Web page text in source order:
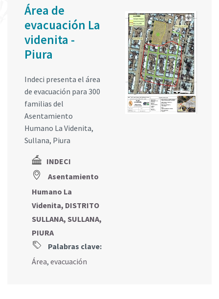
Área de
evacuación La
videnita -
Piura
Indeci presenta el área
de evacuación para 300
familias del
Asentamiento
Humano La Videnita,
Sullana, Piura
INDECI
Asentamiento
Humano La
Videnita, DISTRITO
SULLANA, SULLANA,
PIURA
Palabras clave:
Área, evacuación